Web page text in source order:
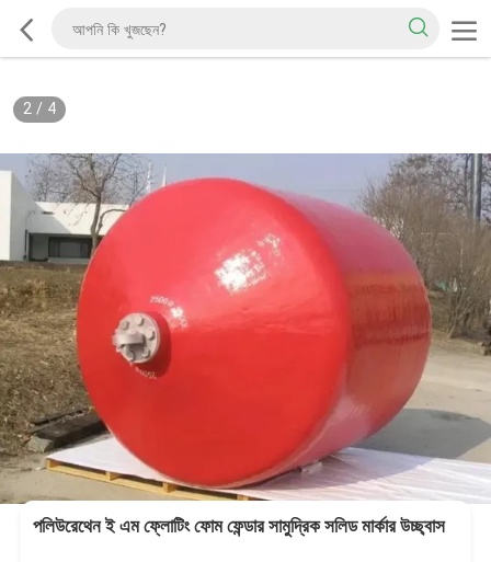
2/ 4
পলিউরেথেন ই এম ফ্লোটিং ফোম ফেন্ডার সামুদ্রিক সলিড মার্কার উচ্ছ্বাস